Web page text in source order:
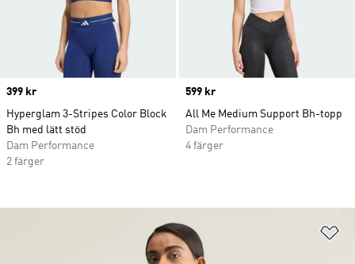
Price
399 kr
Hyperglam 3-Stripes Color Block
Bh med lätt stöd
Dam Performance
2 färger
Price
599 kr
All Me Medium Support Bh-topp
Dam Performance
4 färger